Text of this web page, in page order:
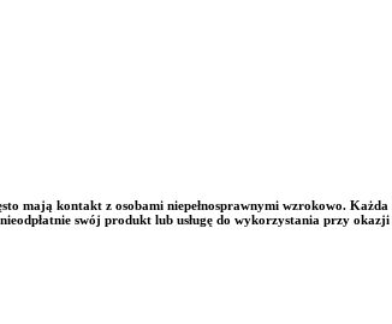
mają kontakt z osobami niepełnosprawnymi wzrokowo.
swój produkt lub usługę do wykorzystania przy